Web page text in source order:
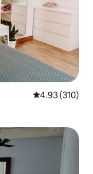
5 पैकी 4.93
4.93 (310)